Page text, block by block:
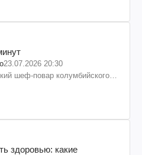
23.07.2026 20:30
шеф-повар колумбийского
здоровью: какие